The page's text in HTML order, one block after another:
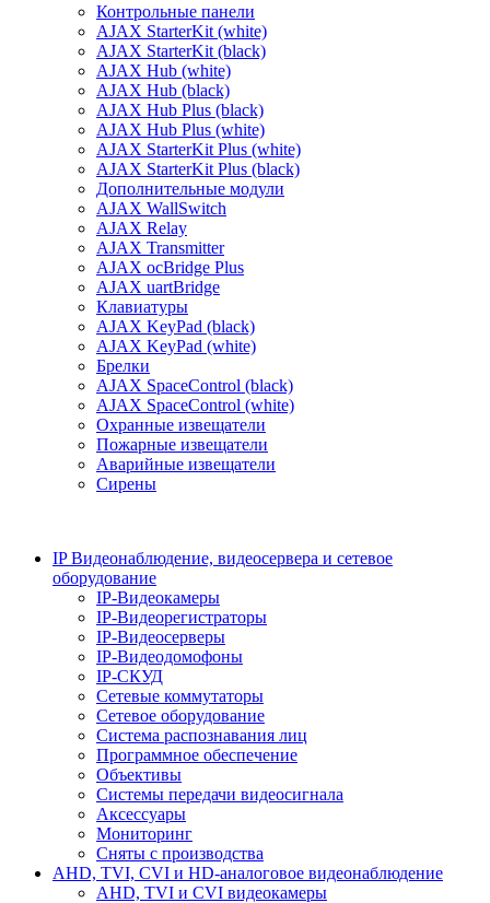
Контрольные панели
AJAX StarterKit (white)
AJAX StarterKit (black)
AJAX Hub (white)
AJAX Hub (black)
AJAX Hub Plus (black)
AJAX Hub Plus (white)
AJAX StarterKit Plus (white)
AJAX StarterKit Plus (black)
Дополнительные модули
AJAX WallSwitch
AJAX Relay
AJAX Transmitter
AJAX ocBridge Plus
AJAX uartBridge
Клавиатуры
AJAX KeyPad (black)
AJAX KeyPad (white)
Брелки
AJAX SpaceControl (black)
AJAX SpaceControl (white)
Охранные извещатели
Пожарные извещатели
Аварийные извещатели
Сирены
IP Видеонаблюдение, видеосервера и сетевое
оборудование
IP-Видеокамеры
IP-Видеорегистраторы
IP-Видеосерверы
IP-Видеодомофоны
IP-СКУД
Сетевые коммутаторы
Сетевое оборудование
Система распознавания лиц
Программное обеспечение
Объективы
Системы передачи видеосигнала
Аксессуары
Мониторинг
Сняты с производства
AHD, TVI, CVI и HD-аналоговое видеонаблюдение
AHD, TVI и CVI видеокамеры